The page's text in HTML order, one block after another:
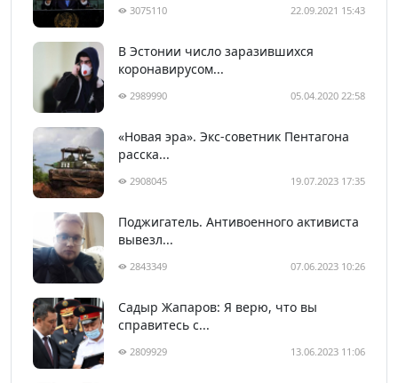
3075110 22.09.2021 15:43
В Эстонии число заразившихся
коронавирусом...
2989990 05.04.2020 22:58
«Новая эра». Экс-советник Пентагона
расска...
2908045 19.07.2023 17:35
Поджигатель. Антивоенного активиста
вывезл...
2843349 07.06.2023 10:26
Садыр Жапаров: Я верю, что вы
справитесь с...
2809929 13.06.2023 11:06